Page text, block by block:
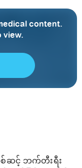
content.
view.
စ်ဆင့် ဘက်တီးရီး